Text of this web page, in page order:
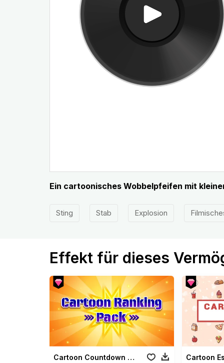
Ein cartoonisches Wobbelpfeifen mit
Sting Stab Explosion
Effekt für dieses
Cartoon Countdown Paket Cartoon